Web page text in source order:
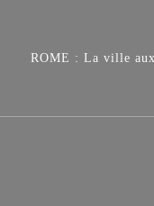
ROME : La ville